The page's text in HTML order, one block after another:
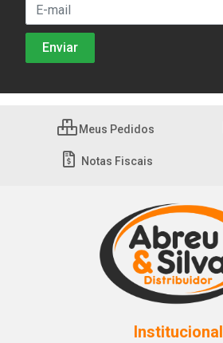
Meus Pedidos
Notas Fiscais
Institucional